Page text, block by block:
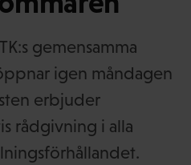
gemensamma
igen måndagen
erbjuder
rådgivning i alla